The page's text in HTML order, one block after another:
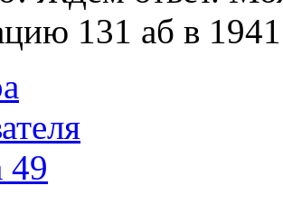
131 аб в 1941
49